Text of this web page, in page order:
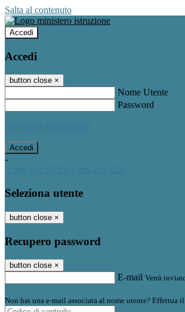
Salta al contenuto
Accedi
Accedi
button close ×
Nome Utente
Password
-
Seleziona utente
button close ×
Recupero password
button close ×
E-mail Verrà
Non hai una e-mail associata al nome utente? Effettua